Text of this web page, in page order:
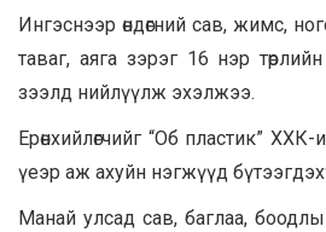
Ингэснээр өндөгний сав, жимс,
таваг, аяга зэрэг 16 нэр
зээлд нийлүүлж эхэлжээ.
Ерөнхийлөгчийг “Об пластик”
үеэр аж ахуйн нэгжүүд
Манай улсад сав, баглаа,